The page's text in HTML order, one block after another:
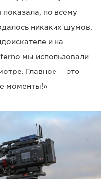
по всему
никаких шумов.
и на
мы использовали
Главное — это
моменты!»